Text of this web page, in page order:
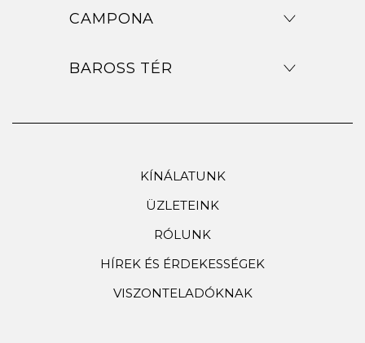
CAMPONA
BAROSS TÉR
KÍNÁLATUNK
ÜZLETEINK
RÓLUNK
HÍREK ÉS ÉRDEKESSÉGEK
VISZONTELADÓKNAK